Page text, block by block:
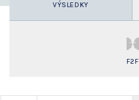
VÝSLEDKY
F2F